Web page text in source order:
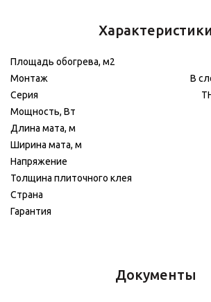
Характеристики
Площадь обогрева, м2
Монтаж
В
Серия
Мощность, Вт
Длина мата, м
Ширина мата, м
Напряжение
Толщина плиточного клея
Страна
Гарантия
Документы